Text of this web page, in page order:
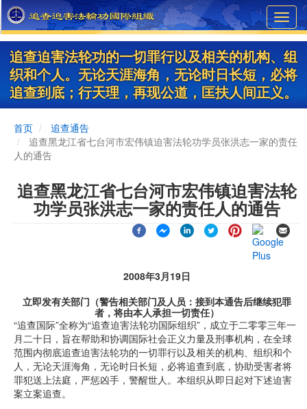
Skip
to
main
content
追查迫害法轮功的一切罪行以及相关的机构、组
织和个人。无论天涯海角，无论时日长短，必将
追查到底；行天理，再现公道，匡扶人间正义。
首页
追查通告
追查黑龙江省七台河市宏伟镇迫害法轮功学员张洪志一家的责任
人的通告
追查黑龙江省七台河市宏伟镇迫害法轮
功学员张洪志一家的责任人的通告
2008年3月19日
立即发有关部门（警告相关部门及人员：接到本通告后继续犯罪
者，将由本人承担一切责任）
“追查国际”全称为“追查迫害法轮功国际组织”，成立于二零零三年一
月二十日，旨在帮助和协调国际社会正义力量及刑事机构，在全球
范围内彻底追查迫害法轮功的一切罪行以及相关的机构、组织和个
人，无论天涯海角，无论时日长短，必将追查到底，协助受害者将
罪犯送上法庭，严惩凶手，警醒世人。本组织从即日起对下述迫害
案立案追查。